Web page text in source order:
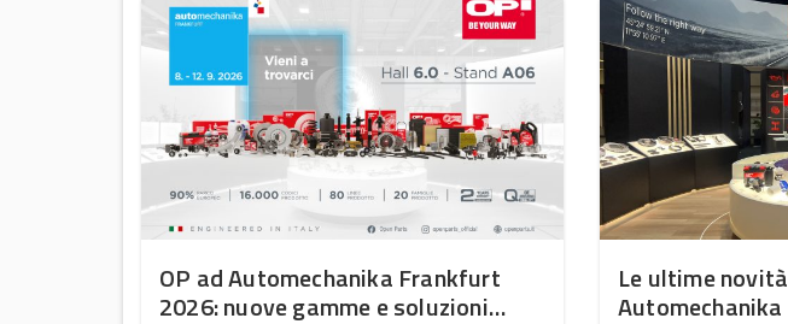
OP ad Automechanika Frankfurt
2026: nuove gamme e soluzioni
Le ultime
Automechanika